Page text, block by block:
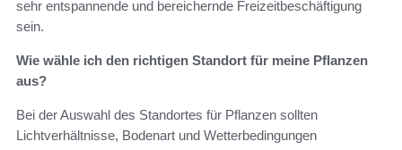
sehr entspannende und bereichernde Freizeitbeschäftigung
sein.
Wie wähle ich den richtigen Standort für meine Pflanzen
aus?
Bei der Auswahl des Standortes für Pflanzen sollten
Lichtverhältnisse, Bodenart und Wetterbedingungen